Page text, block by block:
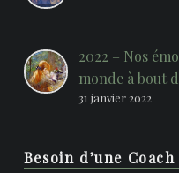
2022 – Nos
monde à bout
31 janvier 2022
Besoin d’une